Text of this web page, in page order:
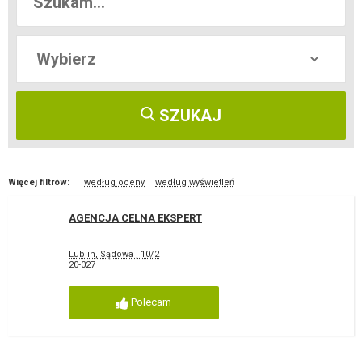
SZUKAJ
Więcej filtrów: według oceny według wyświetleń
AGENCJA CELNA EKSPERT
Lublin, Sądowa , 10/2
20-027
Polecam